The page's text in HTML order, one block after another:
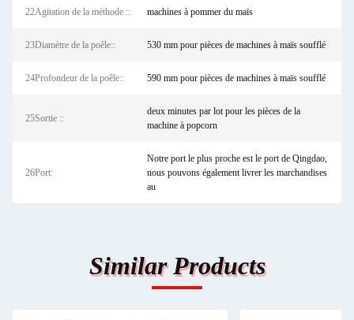
22Agitation de la méthode :: machines à pommer du maïs
23Diamètre de la poêle:: 530 mm pour pièces de machines à maïs soufflé
24Profondeur de la poêle:: 590 mm pour pièces de machines à maïs soufflé
25Sortie ::
deux minutes par lot pour les pièces de la
machine à popcorn
26Port:
Notre port le plus proche est le port de Qingdao,
nous pouvons également livrer les marchandises
au
Similar Products